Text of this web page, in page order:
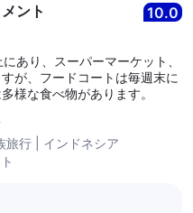
joy to
and we will do all possible
All of us truly
we look forward to
ント 10.0
あり、スーパーマーケット、
が、フードコートは毎週末に
様な食べ物があります。
旅行
インドネシア